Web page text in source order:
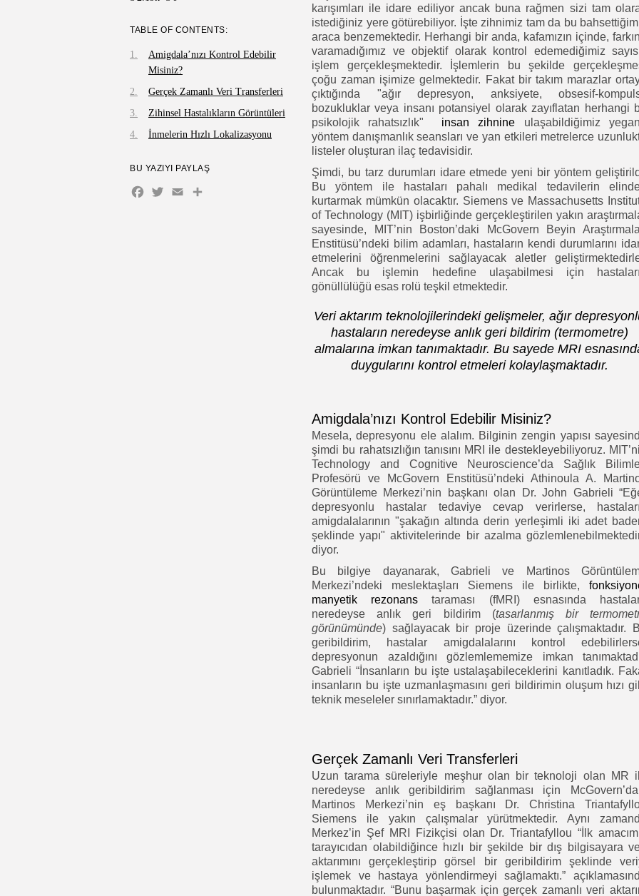
karışımları ile idare ediliyor ancak buna rağmen sizi tam
istediğiniz yere götürebiliyor. İşte zihnimiz tam da bu
araca benzemektedir. Herhangi bir anda, kafamızın içinde,
varamadığımız ve objektif olarak kontrol edemediğimiz
işlem gerçekleşmektedir. İşlemlerin bu şekilde
çoğu zaman işimize gelmektedir. Fakat bir takım marazlar
çıktığında "ağır depresyon, anksiyete, obsesif-
bozukluklar veya insanı potansiyel olarak zayıflatan herhangi
psikolojik rahatsızlık" insan zihnine ulaşabildiğimiz
yöntem danışmanlık seansları ve yan etkileri metrelerce
listeler oluşturan ilaç tedavisidir.
Şimdi, bu tarz durumları idare etmede yeni bir yöntem
Bu yöntem ile hastaları pahalı medikal tedavilerin
kurtarmak mümkün olacaktır. Siemens ve Massachusetts
of Technology (MIT) işbirliğinde gerçekleştirilen yakın
sayesinde, MIT’nin Boston’daki McGovern Beyin
Enstitüsü’ndeki bilim adamları, hastaların kendi durumlarını
etmelerini öğrenmelerini sağlayacak aletler
Ancak bu işlemin hedefine ulaşabilmesi için
gönüllülüğü esas rolü teşkil etmektedir.
Veri aktarım teknolojilerindeki gelişmeler, ağır
hastaların neredeyse anlık geri bildirim (termometre)
almalarına imkan tanımaktadır. Bu sayede MRI
duygularını kontrol etmeleri kolaylaşmaktadır.
Amigdala’nızı Kontrol Edebilir Misiniz?
Mesela, depresyonu ele alalım. Bilginin zengin yapısı
şimdi bu rahatsızlığın tanısını MRI ile destekleyebiliyoruz.
Technology and Cognitive Neuroscience’da Sağlık
Profesörü ve McGovern Enstitüsü’ndeki Athinoula A.
Görüntüleme Merkezi’nin başkanı olan Dr. John Gabrieli
depresyonlu hastalar tedaviye cevap verirlerse,
amigdalalarının "şakağın altında derin yerleşimli iki adet
şeklinde yapı" aktivitelerinde bir azalma
diyor.
Bu bilgiye dayanarak, Gabrieli ve Martinos
Merkezi’ndeki meslektaşları Siemens ile birlikte,
manyetik rezonans taraması (fMRI) esnasında
neredeyse anlık geri bildirim (tasarlanmış bir
görünümünde) sağlayacak bir proje üzerinde çalışmaktadır.
geribildirim, hastalar amigdalalarını kontrol
depresyonun azaldığını gözlemlememize imkan
Gabrieli “İnsanların bu işte ustalaşabileceklerini kanıtladık.
insanların bu işte uzmanlaşmasını geri bildirimin oluşum hızı
teknik meseleler sınırlamaktadır.” diyor.
Gerçek Zamanlı Veri Transferleri
Uzun tarama süreleriyle meşhur olan bir teknoloji olan MR
neredeyse anlık geribildirim sağlanması için
Martinos Merkezi’nin eş başkanı Dr. Christina
Siemens ile yakın çalışmalar yürütmektedir. Aynı
Merkez’in Şef MRI Fizikçisi olan Dr. Triantafyllou “İlk
tarayıcıdan olabildiğince hızlı bir şekilde bir dış bilgisayara
aktarımını gerçekleştirip görsel bir geribildirim şeklinde
işlemek ve hastaya yönlendirmeyi sağlamaktı.”
bulunmaktadır. “Bunu başarmak için gerçek zamanlı veri
TABLE OF CONTENTS:
Amigdala’nızı Kontrol Edebilir
Misiniz?
Gerçek Zamanlı Veri Transferleri
Zihinsel Hastalıkların Görüntüleri
İnmelerin Hızlı Lokalizasyonu
BU YAZIYI PAYLAŞ
Facebook
Twitter
EmailShare